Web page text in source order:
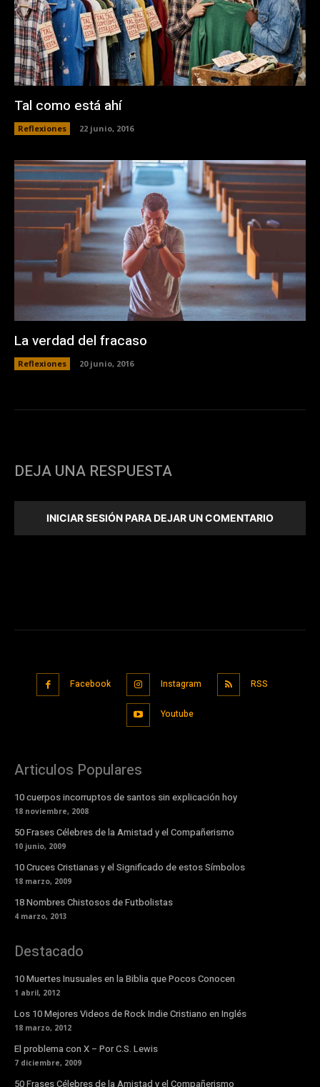
Tal como está ahí
Reflexiones 22 junio, 2016
La verdad del fracaso
Reflexiones 20 junio, 2016
DEJA UNA RESPUESTA
INICIAR SESIÓN PARA DEJAR UN COMENTARIO
Facebook Instagram RSS
Youtube
Articulos Populares
10 cuerpos incorruptos de santos sin explicación hoy
18 noviembre, 2008
50 Frases Célebres de la Amistad y el Compañerismo
10 junio, 2009
10 Cruces Cristianas y el Significado de estos Símbolos
18 marzo, 2009
18 Nombres Chistosos de Futbolistas
4 marzo, 2013
Destacado
10 Muertes Inusuales en la Biblia que Pocos Conocen
1 abril, 2012
Los 10 Mejores Videos de Rock Indie Cristiano en Inglés
18 marzo, 2012
El problema con X – Por C.S. Lewis
7 diciembre, 2009
50 Frases Célebres de la Amistad y el Compañerismo